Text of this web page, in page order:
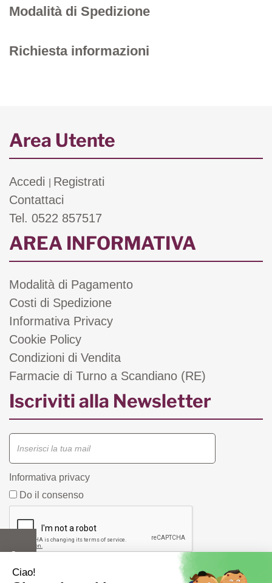
Modalità di Spedizione
Richiesta informazioni
Area Utente
Accedi
Registrati
Contattaci
Tel. 0522 857517
AREA INFORMATIVA
Modalità di Pagamento
Costi di Spedizione
Informativa Privacy
Cookie Policy
Condizioni di Vendita
Farmacie di Turno a Scandiano (RE)
Iscriviti alla Newsletter
Informativa privacy
Do il consenso